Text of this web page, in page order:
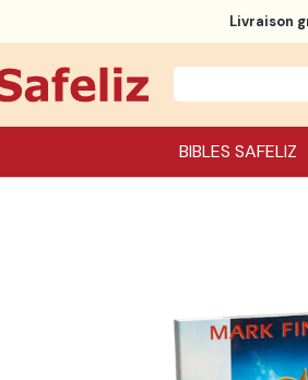
Livraison
BIBLES SAFELIZ